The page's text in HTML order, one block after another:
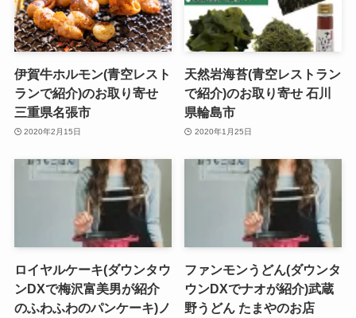
伊賀牛ホルモン(青空レスト
ランで紹介)のお取り寄せ
三重県名張市
2020年2月15日
天然岩海苔(青空レストラン
で紹介)のお取り寄せ 石川
県輪島市
2020年1月25日
ロイヤルケーキ(ダウンタウ
ンDXで梅沢富美男が紹介
のふわふわのパンケーキ)ノ
ファンモンうどん(ダウンタ
ウンDXでナオが紹介)武蔵
野うどん たまやのお店